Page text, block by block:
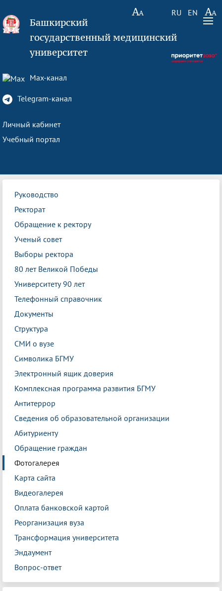
RU EN
Башкирский
государственный медицинский
университет
Max-канал
Telegram-канал
Личный кабинет
Учебный портал
Руководство
Ректорат
Обращение к ректору
Ученый совет
Выборы ректора
80 лет Великой Победы
Университету 90 лет
Телефонный справочник
Документы
Структура
СМИ о вузе
Символика БГМУ
Электронный ящик доверия
Комплексная программа развития БГМУ
Антитеррор
Сведения об образовательной организации
Абитуриенту
Обращение граждан
Фотогалерея
Карта сайта
Видеогалерея
Оплата банковской картой
Реорганизация вуза
Трансформация университета
Эндаумент
Вопрос-ответ